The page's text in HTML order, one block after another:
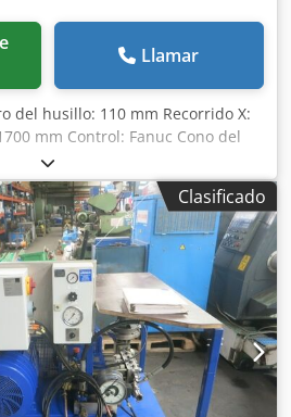
Llamar
del husillo: 110 mm Recorrido X:
mm Control: Fanuc Cono del
Z: 1400 mm Superficie de la
de carga de la mesa:
husillo: 35-3000 rpm Cambios
60 Potencia total requerida:
máquina aprox.: . t Dimensiones
Fanuc 31 iMB (Manual
controles como Siemens,
Cubo de virutas Sistema de
de mesa Los datos
o del operador y, por
para nosotros. Nos reservamos la
se aplican nuestras
Clasificado